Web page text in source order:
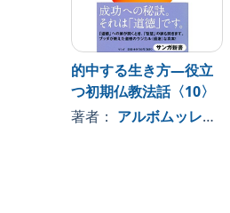
それは、私たちがもの
この本では、私たちが
知るために、お釈迦さ
的中する生き方―役立
つ初期仏教法話〈10〉
著者： アルボムッレ・スマナサーラ